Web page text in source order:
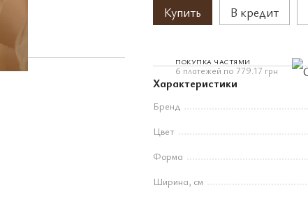
Купить В кредит
ПОКУПКА ЧАСТЯМИ
6 платежей по 779.17 грн
Характеристики
Бренд
Цвет
Форма
Ширина, см